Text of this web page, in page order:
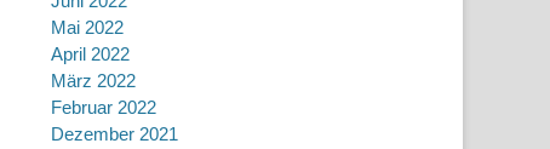
Mai 2022
April 2022
März 2022
Februar 2022
Dezember 2021